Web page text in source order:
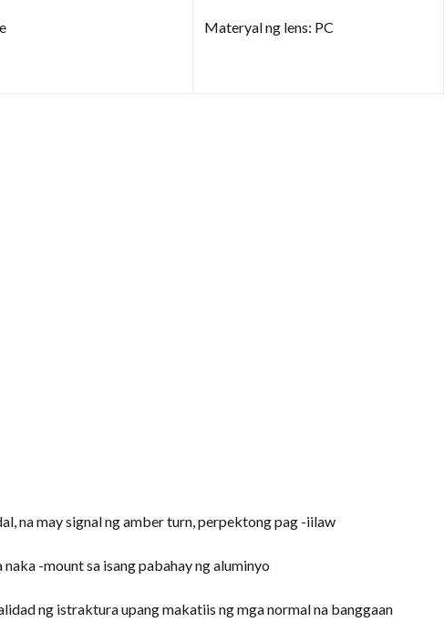
Materyal ng lens: PC
na may signal ng amber turn, perpektong pag -iilaw
-mount sa isang pabahay ng aluminyo
ng istraktura upang makatiis ng mga normal na banggaan